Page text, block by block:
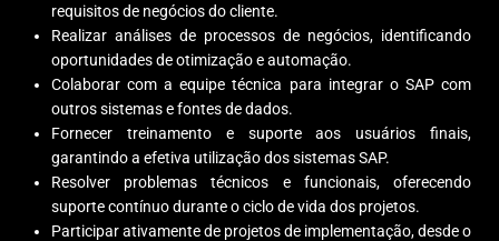
requisitos de negócios do cliente.
Realizar análises de processos de negócios, identificando
oportunidades de otimização e automação.
Colaborar com a equipe técnica para integrar o SAP com
outros sistemas e fontes de dados.
Fornecer treinamento e suporte aos usuários finais,
garantindo a efetiva utilização dos sistemas SAP.
Resolver problemas técnicos e funcionais, oferecendo
suporte contínuo durante o ciclo de vida dos projetos.
Participar ativamente de projetos de implementação, desde o